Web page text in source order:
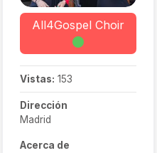
All4Gospel Choir
Vistas: 153
Dirección
Madrid
Acerca de